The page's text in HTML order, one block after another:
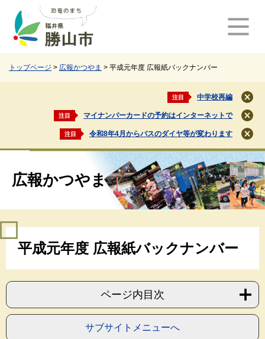
トップページ > 広報かつやま > 平成元年度 広報紙バックナンバー
注目 中学校再編
閉
じ
る
注目 マイナンバーカードの予約はインターネットで
閉
じ
る
注目 令和8年4月からバスのダイヤ等が変わります
閉
じ
る
広報かつやま
平成元年度 広報紙バックナンバー
ページ内目次
サブサイトメニューへ